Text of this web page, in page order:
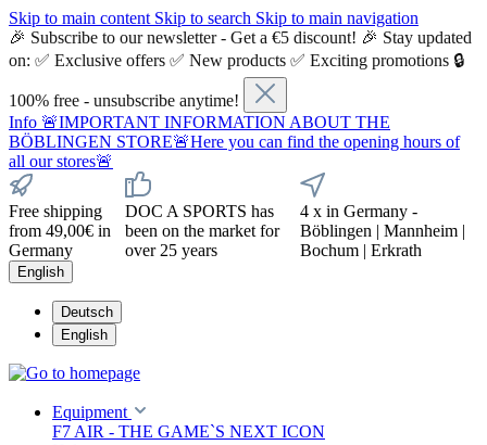
Skip to main content Skip to search Skip to main navigation
🎉 Subscribe to our newsletter - Get a €5 discount! 🎉 Stay updated
on: ✅ Exclusive offers ✅ New products ✅ Exciting promotions 🔒
100% free - unsubscribe anytime!
Info 🚨IMPORTANT INFORMATION ABOUT THE
BÖBLINGEN STORE🚨Here you can find the opening hours of
all our stores🚨
Free shipping
from 49,00€ in
Germany
DOC A SPORTS has
been on the market for
over 25 years
4 x in Germany -
Böblingen | Mannheim |
Bochum | Erkrath
English
Deutsch
English
Equipment
F7 AIR - THE GAME`S NEXT ICON